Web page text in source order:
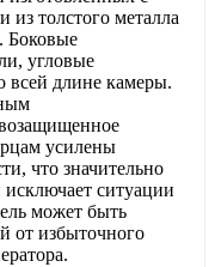
из толстого металла
Боковые
угловые
всей длине камеры.
усилены
что значительно
исключает ситуации
может быть
от избыточного